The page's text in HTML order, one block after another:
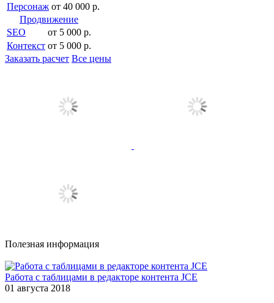
Персонаж от 40 000 р.
Продвижение
SEO
от 5 000 р.
Контекст от 5 000 р.
Заказать расчет Все цены
Полезная информация
Работа с таблицами в редакторе контента JCE
01 августа 2018